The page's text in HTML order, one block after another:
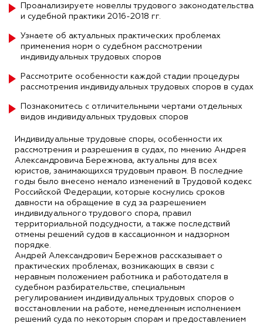
Проанализируете новеллы трудового законодательства
и судебной практики 2016-2018 гг.
Узнаете об актуальных практических проблемах
применения норм о судебном рассмотрении
индивидуальных трудовых споров
Рассмотрите особенности каждой стадии процедуры
рассмотрения индивидуальных трудовых споров в судах
Познакомитесь с отличительными чертами отдельных
видов индивидуальных трудовых споров
Индивидуальные трудовые споры, особенности их
рассмотрения и разрешения в судах, по мнению Андрея
Александровича Бережнова, актуальны для всех
юристов, занимающихся трудовым правом. В последние
годы было внесено немало изменений в Трудовой кодекс
Российской Федерации, которые коснулись сроков
давности на обращение в суд за разрешением
индивидуального трудового спора, правил
территориальной подсудности, а также последствий
отмены решений судов в кассационном и надзорном
порядке.
Андрей Александрович Бережнов рассказывает о
практических проблемах, возникающих в связи с
неравным положением работника и работодателя в
судебном разбирательстве, специальным
регулированием индивидуальных трудовых споров о
восстановлении на работе, немедленным исполнением
решений суда по некоторым спорам и предоставлением